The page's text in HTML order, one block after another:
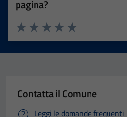
pagina?
Valuta 5 stelle su
Valuta 4 stelle su 5
Valuta 3 stelle su 5
Valuta 2 stelle su 5
Valuta 1 stelle su 5
Contatta il Comune
Leggi le domande frequenti